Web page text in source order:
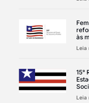
às
Leia
15°
Leia